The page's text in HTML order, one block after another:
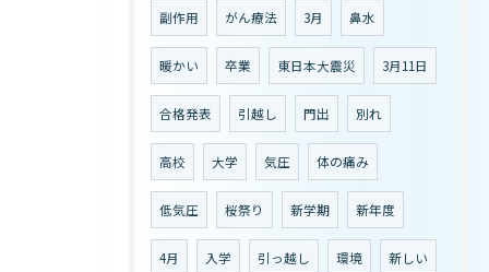
副作用 がん療法 3月 鼻水
暖かい 卒業 東日本大震災 3月11日
合格発表 引越し 門出 別れ
高校 大学 気圧 体の痛み
低気圧 桜祭り 新学期 新年度
4月 入学 引っ越し 環境 新しい